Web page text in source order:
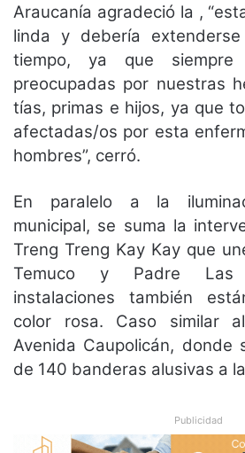
Araucanía agradeció la ,
linda y debería
tiempo, ya que siempre
preocupadas por nuestras
tías, primas e hijos, ya que
afectadas/os por esta
hombres”, cerró.
En paralelo a la
municipal, se suma la
Treng Treng Kay Kay que
Temuco y Padre Las
instalaciones también
color rosa. Caso similar
Avenida Caupolicán, donde
de 140 banderas alusivas a
Publicidad